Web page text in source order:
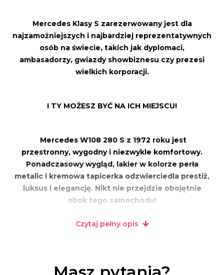
Mercedes Klasy S zarezerwowany jest dla
najzamożniejszych i najbardziej reprezentatywnych
osób na świecie, takich jak dyplomaci,
ambasadorzy, gwiazdy showbiznesu czy prezesi
wielkich korporacji.
I TY MOŻESZ BYĆ NA ICH MIEJSCU!
Mercedes W108 280 S z 1972 roku jest
przestronny, wygodny i niezwykle komfortowy.
Ponadczasowy wygląd, lakier w kolorze perła
metalic i kremowa tapicerka odzwierciedla prestiż,
luksus i elegancję. Nikt nie przejdzie obojętnie
obok tego samochodu!
* wynajem samochodu
Czytaj pełny opis